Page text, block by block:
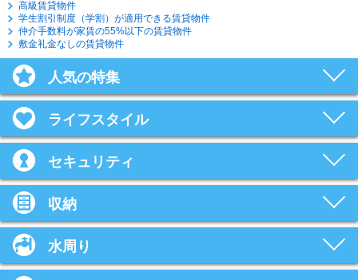
高級賃貸物件
学生割引制度（学割）が適用できる賃貸物件
仲介手数料が家賃の55%以下の賃貸物件
敷金礼金なしの賃貸物件
人気の特集
ライフスタイル
セキュリティ
収納
水周り